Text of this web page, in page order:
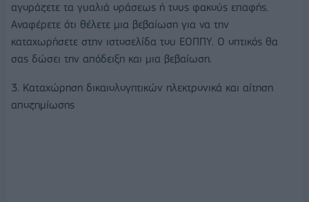
αγοράζετε τα γυαλιά οράσεως ή τους φακούς επαφής.
Αναφέρετε ότι θέλετε μια βεβαίωση για να την
καταχωρήσετε στην ιστοσελίδα του ΕΟΠΠΥ. Ο οπτικός θα
σας δώσει την απόδειξη και μια βεβαίωση.
3. Καταχώρηση δικαιολογητικών ηλεκτρονικά και αίτηση
αποζημίωσης